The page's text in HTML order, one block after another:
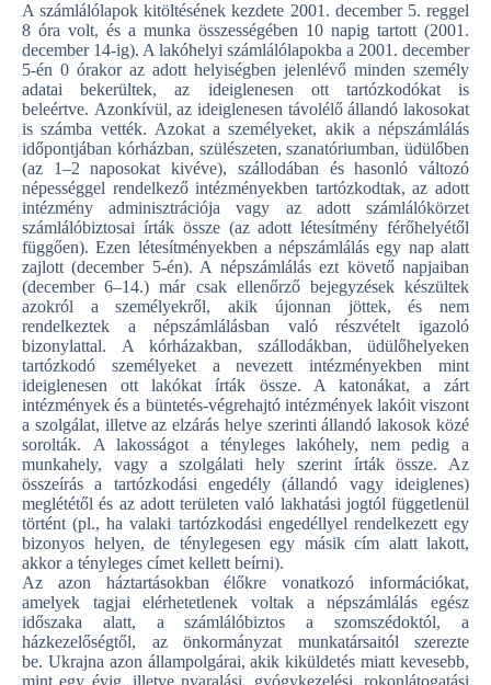
A számlálólapok kitöltésének kezdete 2001. december 5. reggel
8 óra volt, és a munka összességében 10 napig tartott (2001.
december 14-ig). A lakóhelyi számlálólapokba a 2001. december
5-én 0 órakor az adott helyiségben jelenlévő minden személy
adatai bekerültek, az ideiglenesen ott tartózkodókat is
beleértve. Azonkívül, az ideiglenesen távolélő állandó lakosokat
is számba vették. Azokat a személyeket, akik a népszámlálás
időpontjában kórházban, szülészeten, szanatóriumban, üdülőben
(az 1–2 naposokat kivéve), szállodában és hasonló változó
népességgel rendelkező intézményekben tartózkodtak, az adott
intézmény adminisztrációja vagy az adott számlálókörzet
számlálóbiztosai írták össze (az adott létesítmény férőhelyétől
függően). Ezen létesítményekben a népszámlálás egy nap alatt
zajlott (december 5-én). A népszámlálás ezt követő napjaiban
(december 6–14.) már csak ellenőrző bejegyzések készültek
azokról a személyekről, akik újonnan jöttek, és nem
rendelkeztek a népszámlálásban való részvételt igazoló
bizonylattal. A kórházakban, szállodákban, üdülőhelyeken
tartózkodó személyeket a nevezett intézményekben mint
ideiglenesen ott lakókat írták össze. A katonákat, a zárt
intézmények és a büntetés-végrehajtó intézmények lakóit viszont
a szolgálat, illetve az elzárás helye szerinti állandó lakosok közé
sorolták. A lakosságot a tényleges lakóhely, nem pedig a
munkahely, vagy a szolgálati hely szerint írták össze. Az
összeírás a tartózkodási engedély (állandó vagy ideiglenes)
meglététől és az adott területen való lakhatási jogtól függetlenül
történt (pl., ha valaki tartózkodási engedéllyel rendelkezett egy
bizonyos helyen, de ténylegesen egy másik cím alatt lakott,
akkor a tényleges címet kellett beírni).
Az azon háztartásokban élőkre vonatkozó információkat,
amelyek tagjai elérhetetlenek voltak a népszámlálás egész
időszaka alatt, a számlálóbiztos a szomszédoktól, a
házkezelőségtől, az önkormányzat munkatársaitól szerezte
be. Ukrajna azon állampolgárai, akik kiküldetés miatt kevesebb,
mint egy évig, illetve nyaralási, gyógykezelési, rokonlátogatási